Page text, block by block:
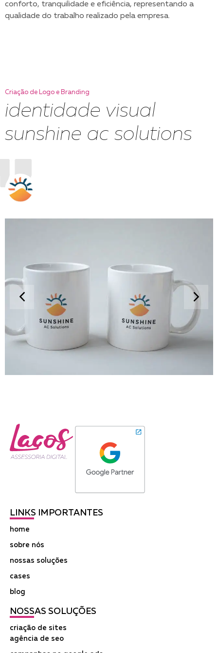
conforto, tranquilidade e eficiência, representando a
qualidade do trabalho realizado pela empresa.
Criação de Logo e Branding
identidade visual
sunshine ac solutions
LINKS IMPORTANTES
home
sobre nós
nossas soluções
cases
blog
NOSSAS SOLUÇÕES
criação de sites
agência de seo